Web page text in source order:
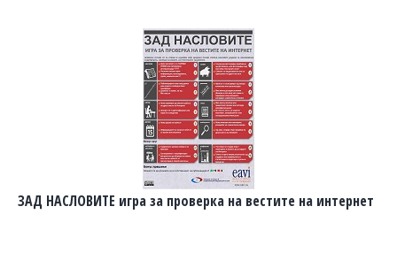
ЗАД НАСЛОВИТЕ игра за проверка на вестите на интернет